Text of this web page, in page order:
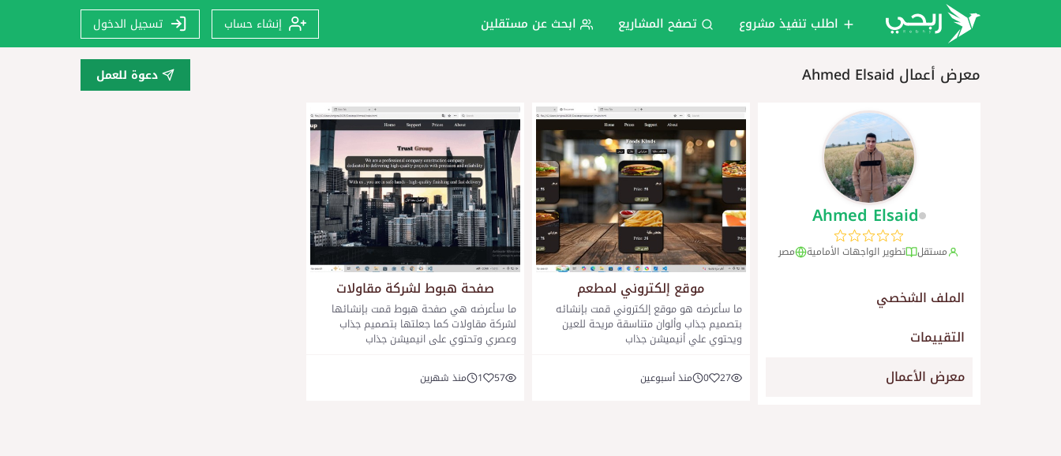
اطلب تنفيذ مشروع تصفح المشاريع ابحث عن مستقلين إنشاء حساب تسجيل الدخول
معرض أعمال Ahmed Elsaid دعوة للعمل
Ahmed Elsaid
مستقل تطوير الواجهات الأمامية مصر
الملف الشخصي
التقييمات
معرض الأعمال
موقع إلكتروني لمطعم
ما سأعرضه هو موقع إلكتروني قمت بإنشائه
بتصميم جذاب وألوان متناسقة مريحة للعين
ويحتوي علي أنيميشن جذاب
27
0 منذ أسبوعين
صفحة هبوط لشركة مقاولات
ما سأعرضه هي صفحة هبوط قمت بإنشائها
لشركة مقاولات كما جعلتها بتصميم جذاب
وعصري وتحتوي على انيميشن جذاب
57
1 منذ شهرين